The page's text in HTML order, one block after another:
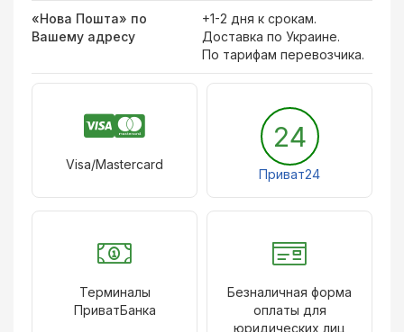
«Нова Пошта» по
Вашему адресу
+1-2 дня к срокам.
Доставка по Украине.
По тарифам перевозчика.
Visa/Mastercard
24
Приват24
Терминалы
ПриватБанка
Безналичная форма
оплаты для
юридических лиц